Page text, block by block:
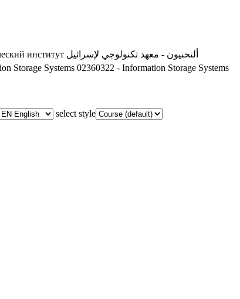
институт ألتخنيون - معهد تكنولوجي لإسرائيل
Storage Systems 02360322 - Information Storage Systems
select style